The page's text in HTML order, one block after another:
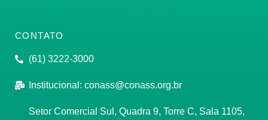
CONTATO
(61) 3222-3000
Institucional: conass@conass.org.br
Setor Comercial Sul, Quadra 9, Torre C, Sala 1105,